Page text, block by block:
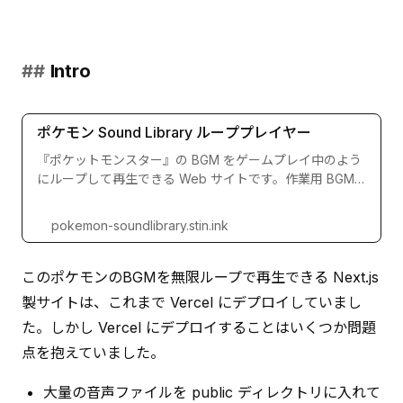
Intro
ポケモン Sound Library ループプレイヤー
『ポケットモンスター』の BGM をゲームプレイ中のよう
にループして再生できる Web サイトです。作業用 BGM
pokemon-soundlibrary.stin.ink
このポケモンのBGMを無限ループで再生できる Next.js
製サイトは、これまで Vercel にデプロイしていまし
た。しかし Vercel にデプロイすることはいくつか問題
点を抱えていました。
大量の音声ファイルを public ディレクトリに入れて